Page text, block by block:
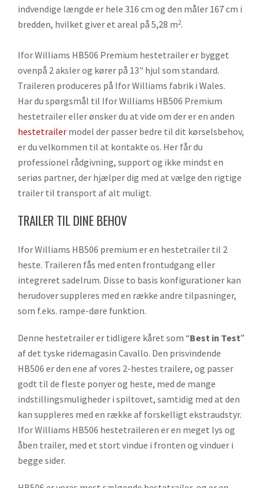
indvendige længde er hele 316 cm og den måler 167 cm i
bredden, hvilket giver et areal på 5,28 m2.
Ifor Williams HB506 Premium hestetrailer er bygget
ovenpå 2 aksler og kører på 13" hjul som standard.
Traileren produceres på Ifor Williams fabrik i Wales.
Har du spørgsmål til Ifor Williams HB506 Premium
hestetrailer eller ønsker du at vide om der er en anden
hestetrailer model der passer bedre til dit kørselsbehov,
er du velkommen til at kontakte os. Her får du
professionel rådgivning, support og ikke mindst en
seriøs partner, der hjælper dig med at vælge den rigtige
trailer til transport af alt muligt.
TRAILER TIL DINE BEHOV
Ifor Williams HB506 premium er en hestetrailer til 2
heste. Traileren fås med enten frontudgang eller
integreret sadelrum. Disse to basis konfigurationer kan
herudover suppleres med en række andre tilpasninger,
som f.eks. rampe-døre funktion.
Denne hestetrailer er tidligere kåret som “Best in Test”
af det tyske ridemagasin Cavallo. Den prisvindende
HB506 er den ene af vores 2-hestes trailere, og passer
godt til de fleste ponyer og heste, med de mange
indstillingsmuligheder i spiltovet, samtidig med at den
kan suppleres med en række af forskelligt ekstraudstyr.
Ifor Williams HB506 hestetraileren er en meget lys og
åben trailer, med et stort vindue i fronten og vinduer i
begge sider.